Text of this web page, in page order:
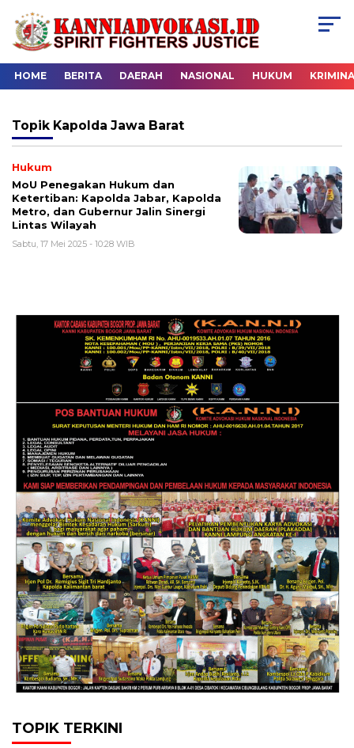
HOME BERITA DAERAH NASIONAL HUKUM
Topik Kapolda Jawa Barat
Hukum
MoU Penegakan Hukum dan
Ketertiban: Kapolda Jabar, Kapolda
Metro, dan Gubernur Jalin Sinergi
Lintas Wilayah
Sabtu, 17 Mei 2025 - 10:28 WIB
TOPIK TERKINI